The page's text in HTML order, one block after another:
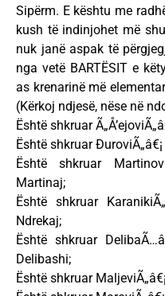
Sipërm. E kështu me
kush të indinjohet më
nuk janë aspak të
nga vetë BARTËSIT e
as krenarinë më
(Kërkoj ndjesë, nëse në
Është shkruar
Është shkruar
Është shkruar
Martinaj;
Është shkruar
Ndrekaj;
Është shkruar
Delibashi;
Është shkruar